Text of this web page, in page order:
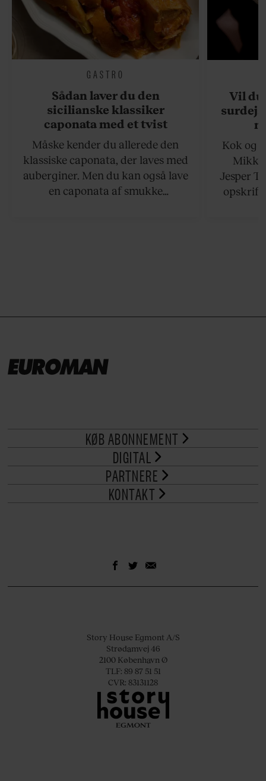
GASTRO
Sådan laver du den
sicilianske klassiker
caponata med et tvist
Måske kender du allerede den
klassiske caponata, der laves med
auberginer. Men du kan også lave
en caponata af smukke
Vil du
Kok og
Jesper
opskrift
KØB ABONNEMENT
DIGITAL
PARTNERE
KONTAKT
Story House Egmont A/S
Strødamvej 46
2100 København Ø
TLF: 89 87 51 51
CVR: 83131128